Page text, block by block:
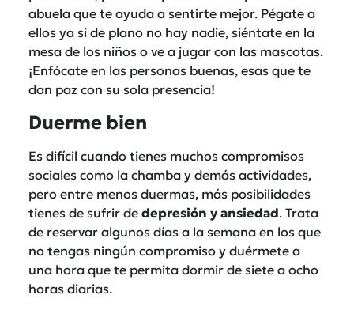
abuela que te ayuda a sentirte mejor. Pégate a
ellos ya si de plano no hay nadie, siéntate en la
mesa de los niños o ve a jugar con las mascotas.
¡Enfócate en las personas buenas, esas que te
dan paz con su sola presencia!
Duerme bien
Es difícil cuando tienes muchos compromisos
sociales como la chamba y demás actividades,
pero entre menos duermas, más posibilidades
tienes de sufrir de depresión y ansiedad. Trata
de reservar algunos días a la semana en los que
no tengas ningún compromiso y duérmete a
una hora que te permita dormir de siete a ocho
horas diarias.